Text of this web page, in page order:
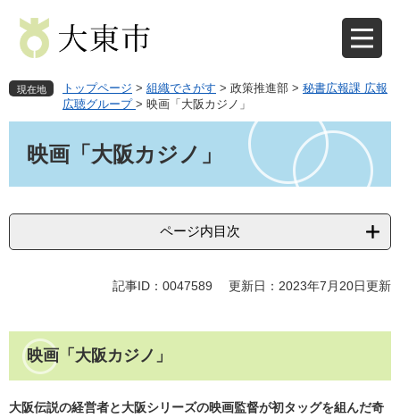
先
で
を
ば
へ
現在地 トップページ > 組織でさがす > 政策推進部 > 秘書広報課 広報
広聴グループ > 映画「大阪カジノ」
映画「大阪カジノ」
ページ内目次
記事ID：0047589 更新日：2023年7月20日更新
映画「大阪カジノ」
大阪伝説の経営者と大阪シリーズの映画監督が初タッグを組んだ奇